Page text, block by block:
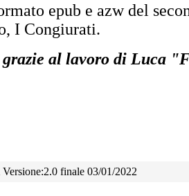
epub e azw del
I Congiurati.
al lavoro di Luca
finale 03/01/2022